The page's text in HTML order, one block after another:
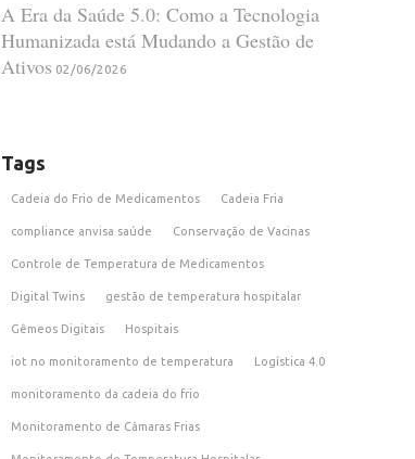
A Era da Saúde 5.0: Como a Tecnologia
Humanizada está Mudando a Gestão de
Ativos 02/06/2026
Tags
Cadeia do Frio de Medicamentos Cadeia Fria
compliance anvisa saúde Conservação de Vacinas
Controle de Temperatura de Medicamentos
Digital Twins gestão de temperatura hospitalar
Gêmeos Digitais Hospitais
iot no monitoramento de temperatura Logística 4.0
monitoramento da cadeia do frio
Monitoramento de Câmaras Frias